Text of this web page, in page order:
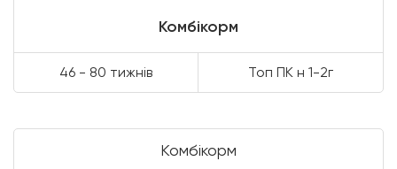
Комбікорм
46 - 80 тижнів Топ ПК н 1-2г
Комбікорм